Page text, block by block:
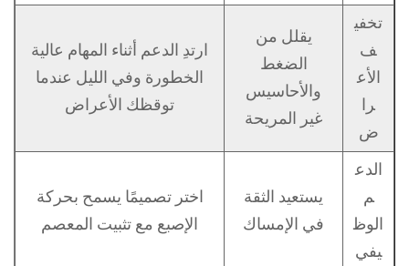
تخفي
ف
الأع
را
ض
يقلل من
الضغط
والأحاسيس
غير المريحة
ارتدِ الدعم أثناء المهام عالية
الخطورة وفي الليل عندما
توقظك الأعراض
الدع
م
الوظ
يفي
يستعيد الثقة
في الإمساك
اختر تصميمًا يسمح بحركة
الإصبع مع تثبيت المعصم